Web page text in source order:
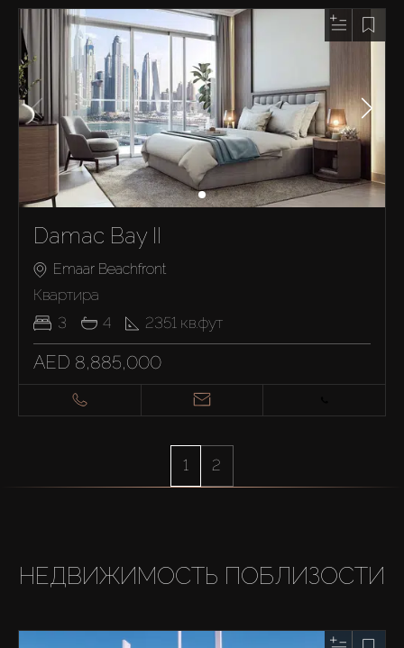
Damac Bay II
Emaar Beachfront
Квартира
3
4 2351 кв.фут
AED 8,885,000
1 2
НЕДВИЖИМОСТЬ ПОБЛИЗОСТИ